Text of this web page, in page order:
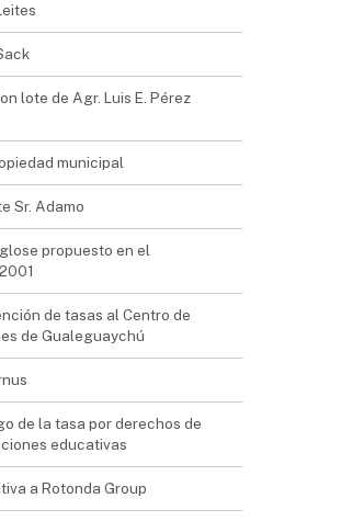
lote de Agr. Luis E. Pérez
municipal
Sr. Adamo
propuesto en el
de tasas al Centro de
de Gualeguaychú
de la tasa por derechos de
educativas
a Rotonda Group